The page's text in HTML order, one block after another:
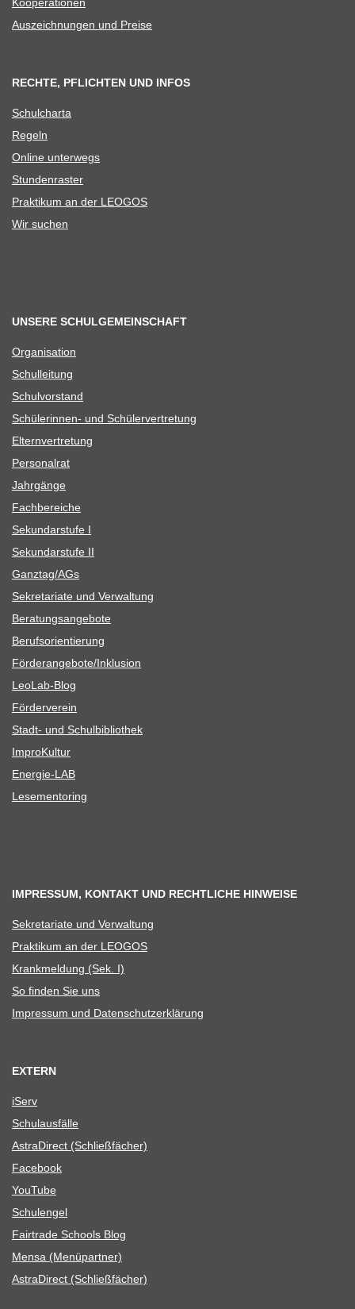
Aus­zeich­nun­gen und Preise
RECHTE, PFLICHTEN UND INFOS
Schul­charta
Regeln
Online unter­wegs
Stun­den­ras­ter
Prak­ti­kum an der LEOGOS
Wir suchen
UNSERE SCHULGEMEINSCHAFT
Orga­ni­sa­tion
Schul­lei­tung
Schul­vor­stand
Schü­le­rin­nen- und Schülervertretung
Eltern­ver­tre­tung
Per­so­nal­rat
Jahr­gänge
Fach­be­rei­che
Sekun­dar­stufe I
Sekun­dar­stufe II
Ganztag/​​AGs
Sekre­ta­riate und Verwaltung
Bera­tungs­an­ge­bote
Berufs­ori­en­tie­rung
Förderangebote/​​Inklusion
Leo­Lab-Blog
För­der­ver­ein
Stadt- und Schulbibliothek
Impro­Kul­tur
Ener­­gie-LAB
Lese­men­to­ring
IMPRESSUM, KONTAKT UND RECHTLICHE HINWEISE
Sekre­ta­riate und Verwaltung
Prak­ti­kum an der LEOGOS
Krank­mel­dung (Sek. I)
So fin­den Sie uns
Impres­sum und Datenschutzerklärung
EXTERN
iServ
Schul­aus­fälle
Astra­Di­rect (Schließ­fä­cher)
Face­book
You­Tube
Schul­en­gel
Fair­trade Schools Blog
Mensa (Menü­part­ner)
Astra­Di­rect (Schließ­fä­cher)